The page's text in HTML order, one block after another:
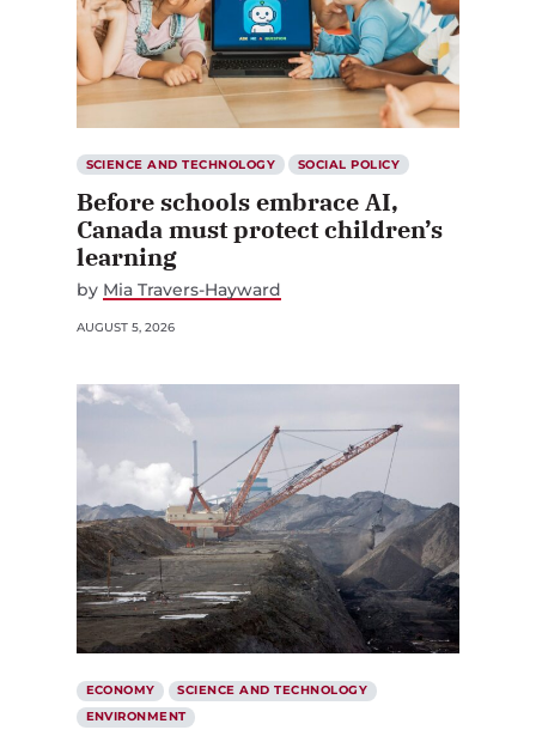
SCIENCE AND TECHNOLOGY SOCIAL POLICY
Before schools embrace AI,
Canada must protect children’s
learning
by Mia Travers-Hayward
AUGUST 5, 2026
ECONOMY
SCIENCE AND TECHNOLOGY
ENVIRONMENT